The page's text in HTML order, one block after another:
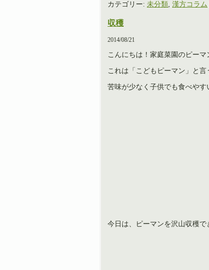
カテゴリー: 未分類, 漢方コラム
収穫
2014/08/21
こんにちは！家庭菜園のピーマ
これは「こどもピーマン」と言
苦味が少なく子供でも食べやす
今日は、ピーマンを沢山収穫で